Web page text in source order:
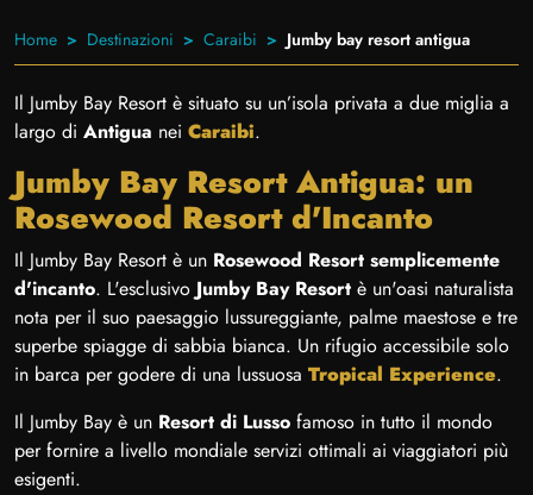
Home Destinazioni Caraibi Jumby bay resort antigua
Il Jumby Bay Resort è situato su un’isola privata a due miglia a
largo di Antigua nei Caraibi.
Jumby Bay Resort Antigua: un
Rosewood Resort d'Incanto
Il Jumby Bay Resort è un Rosewood Resort semplicemente
d'incanto. L'esclusivo Jumby Bay Resort è un'oasi naturalista
nota per il suo paesaggio lussureggiante, palme maestose e tre
superbe spiagge di sabbia bianca. Un rifugio accessibile solo
in barca per godere di una lussuosa Tropical Experience.
Il Jumby Bay è un Resort di Lusso famoso in tutto il mondo
per fornire a livello mondiale servizi ottimali ai viaggiatori più
esigenti.